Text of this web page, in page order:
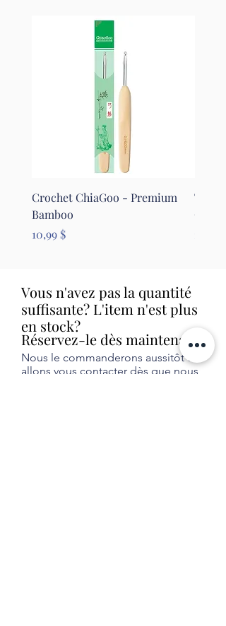
Crochet ChiaGoo - Premium
Bamboo
Prix
10,99 $
Tapis
Clover
Vous n'avez pas la quantité
suffisante? L'item n'est plus
en stock?
Réservez-le dès maintenant!
Nous le commanderons aussitôt et
allons vous contacter dès que nous